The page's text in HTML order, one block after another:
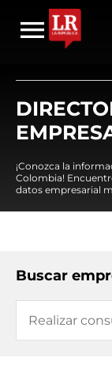
¡Conozca la
Colombia!
datos empresarial
Buscar